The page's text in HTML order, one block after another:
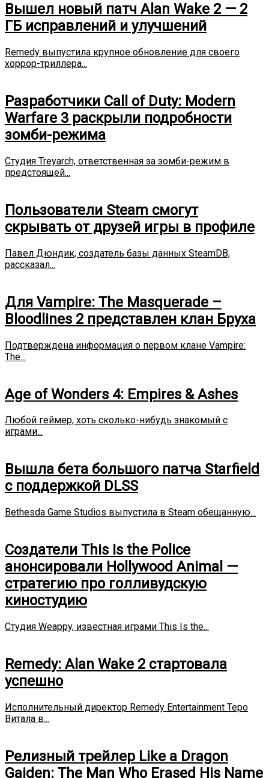
Вышел новый патч Alan Wake 2 — 2
ГБ исправлений и улучшений
Remedy выпустила крупное обновление для своего
хоррор-триллера...
Разработчики Call of Duty: Modern
Warfare 3 раскрыли подробности
зомби-режима
Студия Treyarch, ответственная за зомби-режим в
предстоящей...
Пользователи Steam смогут
скрывать от друзей игры в профиле
Павел Дюндик, создатель базы данных SteamDB,
рассказал...
Для Vampire: The Masquerade –
Bloodlines 2 представлен клан Бруха
Подтверждена информация о первом клане Vampire:
The...
Age of Wonders 4: Empires & Ashes
Любой геймер, хоть сколько-нибудь знакомый с
играми...
Вышла бета большого патча Starfield
с поддержкой DLSS
Bethesda Game Studios выпустила в Steam обещанную...
Создатели This Is the Police
анонсировали Hollywood Animal —
стратегию про голливудскую
киностудию
Студия Weappy, известная играми This Is the...
Remedy: Alan Wake 2 стартовала
успешно
Исполнительный директор Remedy Entertainment Теро
Витала в...
Релизный трейлер Like a Dragon
Gaiden: The Man Who Erased His Name